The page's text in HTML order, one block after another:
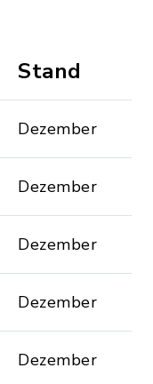
Stand
Dezember
Dezember
Dezember
Dezember
Dezember